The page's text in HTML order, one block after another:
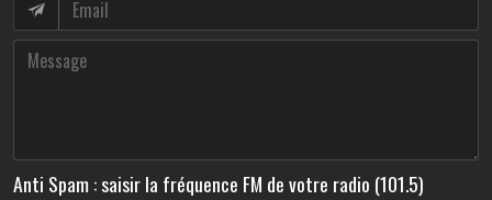
Anti Spam : saisir la fréquence FM de votre radio (101.5)